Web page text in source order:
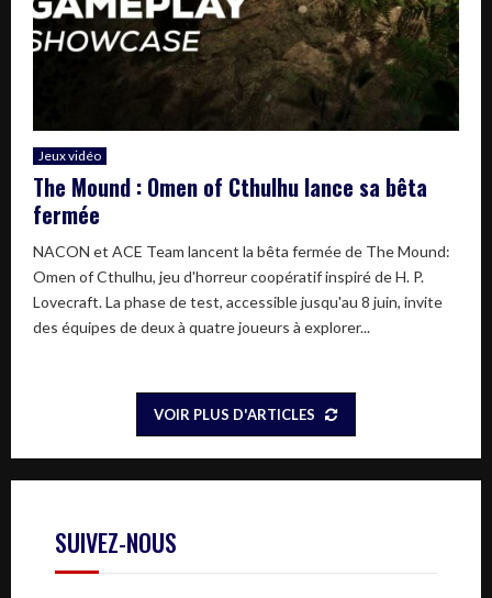
Jeux vidéo
The Mound : Omen of Cthulhu lance sa bêta
fermée
NACON et ACE Team lancent la bêta fermée de The Mound:
Omen of Cthulhu, jeu d'horreur coopératif inspiré de H. P.
Lovecraft. La phase de test, accessible jusqu'au 8 juin, invite
des équipes de deux à quatre joueurs à explorer...
VOIR PLUS D'ARTICLES
SUIVEZ-NOUS